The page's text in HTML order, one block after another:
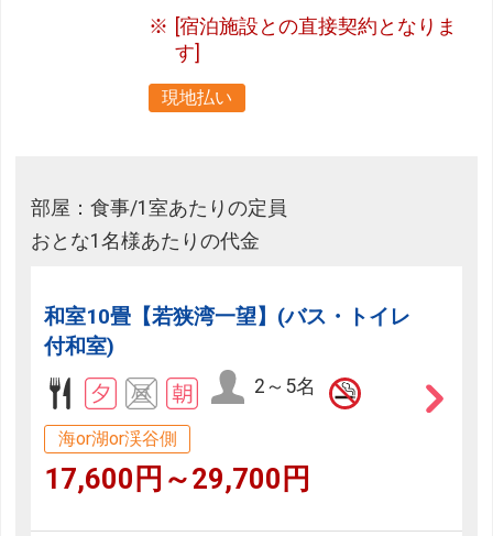
[宿泊施設との直接契約となりま
す]
現地払い
部屋：食事/1室あたりの定員
おとな1名様あたりの代金
和室10畳【若狭湾一望】(バス・トイレ
付和室)
2～5名
海or湖or渓谷側
17,600円～29,700円